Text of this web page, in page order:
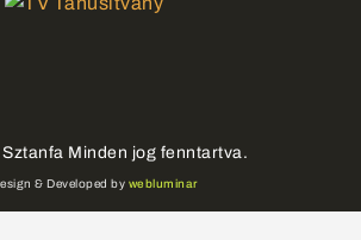
Sztanfa Minden jog fenntartva.
& Developed by webluminar